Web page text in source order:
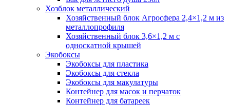
Хозблок металлический
Хозяйственный блок Агросфера 2,4×1,2 м из
металлопрофиля
Хозяйственный блок 3,6×1,2 м с
односкатной крышей
Экобоксы
Экобоксы для пластика
Экобоксы для стекла
Экобоксы для макулатуры
Контейнер для масок и перчаток
Контейнер для батареек